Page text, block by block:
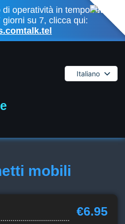
operatività in tempo reale
giorni su 7, clicca qui:
Italiano
mobili
€6.95